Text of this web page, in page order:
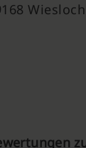
Wiesloch